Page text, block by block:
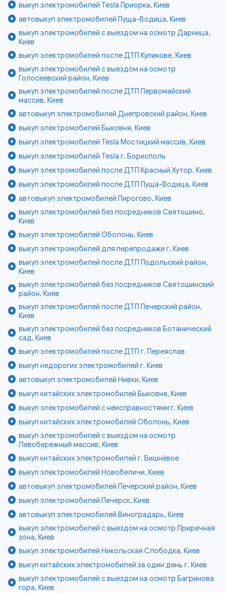
выкуп электромобилей Tesla Приорка, Киев
автовыкуп электромобилей Пуща-Водица, Киев
выкуп электромобилей с выездом на осмотр Дарница,
Киев
выкуп электромобилей после ДТП Куликове, Киев
выкуп электромобилей с выездом на осмотр
Голосеевский район, Киев
выкуп электромобилей после ДТП Первомайский
массив, Киев
автовыкуп электромобилей Днепровский район, Киев
выкуп электромобилей Быковня, Киев
выкуп электромобилей Tesla Мостицкий массив, Киев
выкуп электромобилей Tesla г. Борисполь
выкуп электромобилей после ДТП Красный Хутор, Киев
выкуп электромобилей после ДТП Пуща-Водица, Киев
автовыкуп электромобилей Пирогово, Киев
выкуп электромобилей без посредников Святошино,
Киев
выкуп электромобилей Оболонь, Киев
выкуп электромобилей для перепродажи г. Киев
выкуп электромобилей после ДТП Подольский район,
Киев
выкуп электромобилей без посредников Святошинский
район, Киев
выкуп электромобилей после ДТП Печерский район,
Киев
выкуп электромобилей без посредников Ботанический
сад, Киев
выкуп электромобилей после ДТП г. Переяслав
выкуп недорогих электромобилей г. Киев
автовыкуп электромобилей Нивки, Киев
выкуп китайских электромобилей Быковня, Киев
выкуп электромобилей с неисправностями г. Киев
выкуп китайских электромобилей Оболонь, Киев
выкуп электромобилей с выездом на осмотр
Левобережный массив, Киев
выкуп китайских электромобилей г. Вишнёвое
выкуп электромобилей Новобеличи, Киев
автовыкуп электромобилей Печерский район, Киев
выкуп электромобилей Печерск, Киев
автовыкуп электромобилей Виноградарь, Киев
выкуп электромобилей с выездом на осмотр Приречная
зона, Киев
выкуп электромобилей Никольская Слободка, Киев
выкуп китайских электромобилей за один день г. Киев
выкуп электромобилей с выездом на осмотр Багринова
гора, Киев